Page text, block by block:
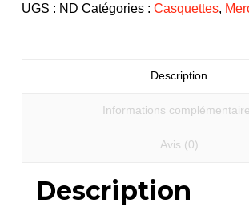
UGS : ND Catégories : Casquettes,
Description
Informations
Avis (0)
Description